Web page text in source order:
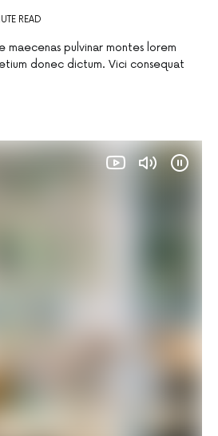
READ
maecenas pulvinar montes lorem
donec dictum. Vici consequat